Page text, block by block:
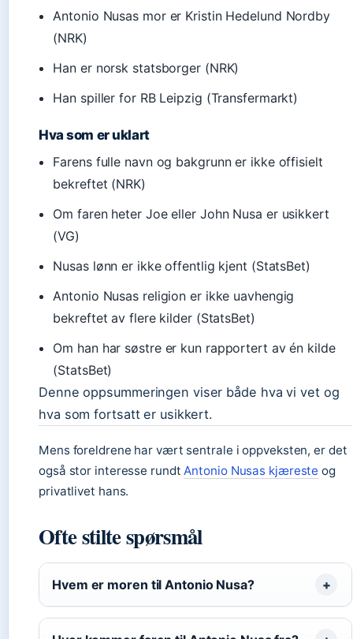
Antonio Nusas mor er Kristin Hedelund Nordby
(NRK)
Han er norsk statsborger (NRK)
Han spiller for RB Leipzig (Transfermarkt)
Hva som er uklart
Farens fulle navn og bakgrunn er ikke offisielt
bekreftet (NRK)
Om faren heter Joe eller John Nusa er usikkert
(VG)
Nusas lønn er ikke offentlig kjent (StatsBet)
Antonio Nusas religion er ikke uavhengig
bekreftet av flere kilder (StatsBet)
Om han har søstre er kun rapportert av én kilde
(StatsBet)
Denne oppsummeringen viser både hva vi vet og
hva som fortsatt er usikkert.
Mens foreldrene har vært sentrale i oppveksten, er det
også stor interesse rundtAntonio Nusas kjæreste og
privatlivet hans.
Ofte stilte spørsmål
Hvem er moren til Antonio Nusa?